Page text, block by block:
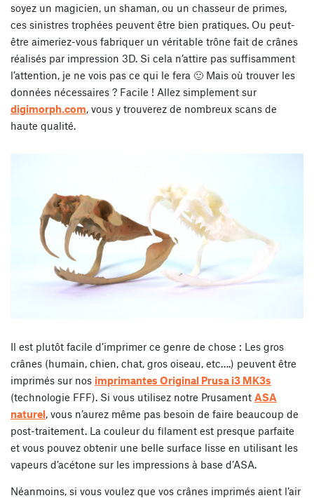
soyez un magicien, un shaman, ou un chasseur de primes,
ces sinistres trophées peuvent être bien pratiques. Ou peut-
être aimeriez-vous fabriquer un véritable trône fait de crânes
réalisés par impression 3D. Si cela n’attire pas suffisamment
l’attention, je ne vois pas ce qui le fera 🙂 Mais où trouver les
données nécessaires ? Facile ! Allez simplement sur
digimorph.com, vous y trouverez de nombreux scans de
haute qualité.
Il est plutôt facile d’imprimer ce genre de chose : Les gros
crânes (humain, chien, chat, gros oiseau, etc….) peuvent être
imprimés sur nos imprimantes Original Prusa i3 MK3s
(technologie FFF). Si vous utilisez notre Prusament ASA
naturel, vous n’aurez même pas besoin de faire beaucoup de
post-traitement. La couleur du filament est presque parfaite
et vous pouvez obtenir une belle surface lisse en utilisant les
vapeurs d’acétone sur les impressions à base d’ASA.
Néanmoins, si vous voulez que vos crânes imprimés aient l’air